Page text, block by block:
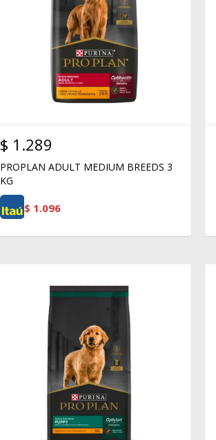
$ 1.289
PROPLAN ADULT MEDIUM BREEDS 3
KG
$ 1.096